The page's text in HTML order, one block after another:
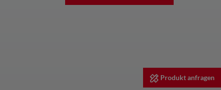
Produkt anfragen